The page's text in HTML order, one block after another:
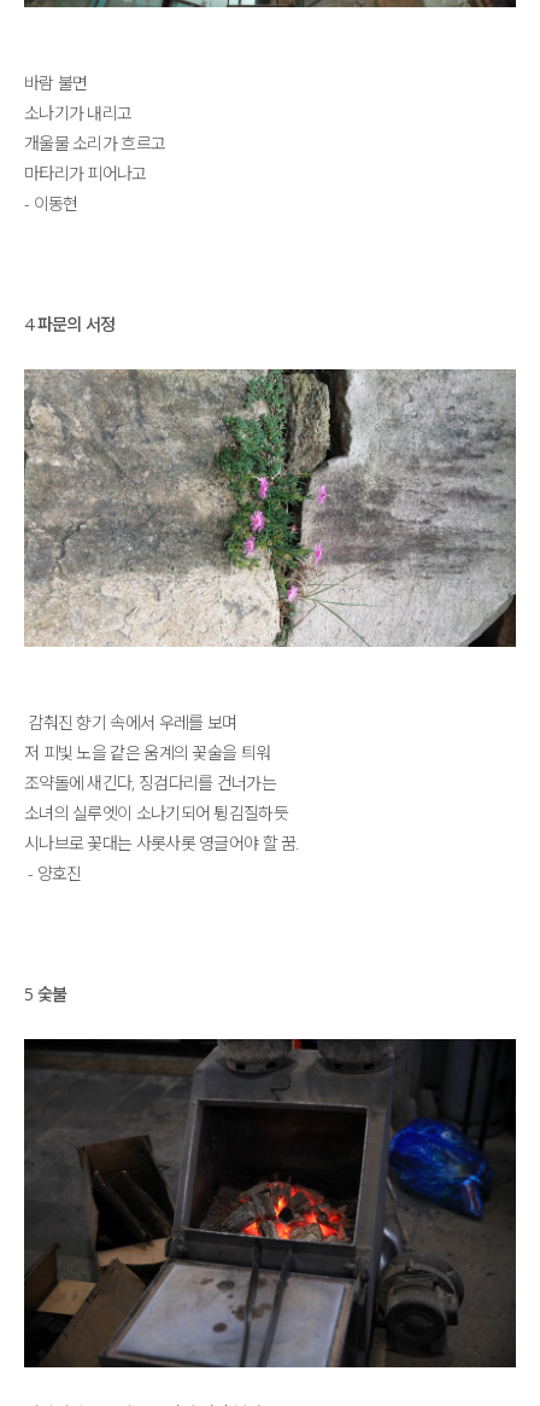
바람 불면
소나기가 내리고
개울물 소리가 흐르고
마타리가 피어나고
- 이동현
4 파문의 서정
감춰진 향기 속에서 우레를 보며
저 피빛 노을 같은 움계의 꽃술을 틔워
조약돌에 새긴다, 징검다리를 건너가는
소녀의 실루엣이 소나기되어 튕김질하듯
시나브로 꽃대는 사롯사롯 영글어야 할 꿈.
- 양호진
5 숯불